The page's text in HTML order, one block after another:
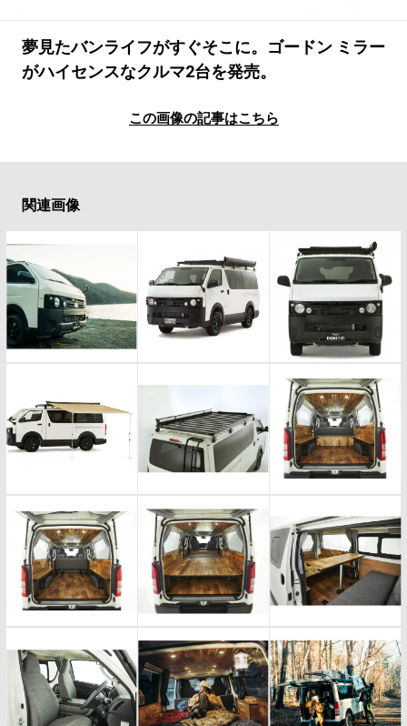
#LIFESTYLE #SNEAKER #OUTDOOR
#SPORTS #HANDSOME HANDBOOK
夢見たバンライフがすぐそこに。ゴードン ミラー
がハイセンスなクルマ2台を発売。
この画像の記事はこちら
関連画像